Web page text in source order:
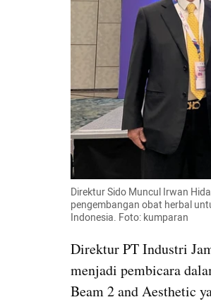
Direktur Sido Muncul Irwan
pengembangan obat herbal
Indonesia. Foto: kumparan
Direktur PT Industri
menjadi pembicara
Beam 2 and Aesthetic